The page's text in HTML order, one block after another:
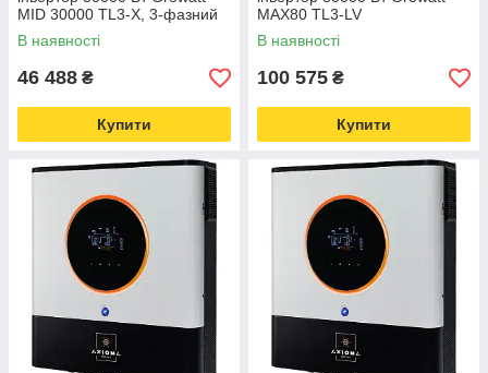
MID 30000 TL3-X, 3-фазний
В наявності
46 488 ₴
Купити
MAX80 TL3-LV
В наявності
100 575 ₴
Купити